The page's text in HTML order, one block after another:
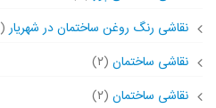
نقاشی رنگ روغن ساختمان در شهریار(۱)
نقاشی ساختمان (۲)
نقاشی ساختمان (۲)